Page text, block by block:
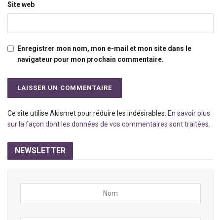
Site web
Enregistrer mon nom, mon e-mail et mon site dans le
navigateur pour mon prochain commentaire.
Ce site utilise Akismet pour réduire les indésirables. En savoir plus
sur la façon dont les données de vos commentaires sont traitées
NEWSLETTER